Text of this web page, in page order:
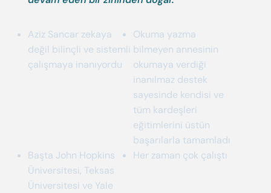
Aziz Sancar zekaya
değil bilinçli ve sistemli
çalışmaya inanıyordu
Okuma yazma
bilmeyen annesinin
okumaya verdiği
inanılmaz destek
sayesinde kendisi ve
tüm kardeşleri
eğitimlerini üstün
başarılarla tamamladı
Başta John Hopkins
Üniversitesi, Teksas
Üniversitesi ve Yale
Her zaman çok çalıştı